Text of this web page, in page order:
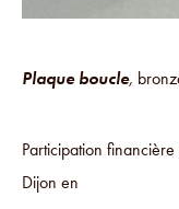
Plaque boucle,
Participation
Dijon en